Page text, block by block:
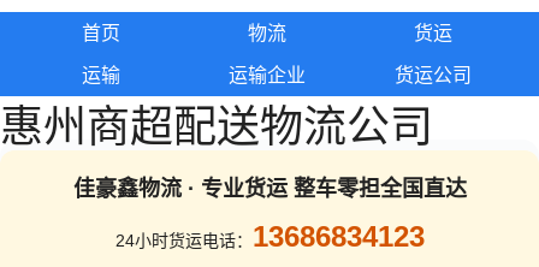
首页 物流 货运
运输 运输企业 货运公司
惠州商超配送物流公司
佳豪鑫物流 · 专业货运 整车零担全国直达
24小时货运电话： 13686834123